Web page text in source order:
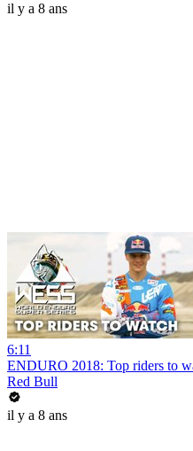
il y a 8 ans
6:11
ENDURO 2018: Top riders to
Red Bull
il y a 8 ans